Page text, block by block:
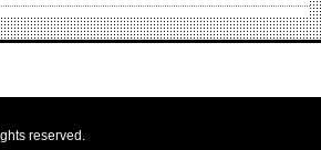
reserved.